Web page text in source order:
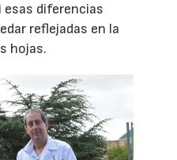
esas diferencias
reflejadas en la
hojas.